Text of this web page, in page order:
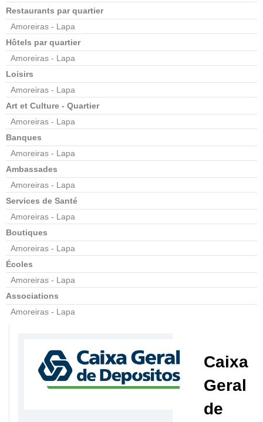
Restaurants par quartier
Amoreiras - Lapa
Hôtels par quartier
Amoreiras - Lapa
Loisirs
Amoreiras - Lapa
Art et Culture - Quartier
Amoreiras - Lapa
Banques
Amoreiras - Lapa
Ambassades
Amoreiras - Lapa
Services de Santé
Amoreiras - Lapa
Boutiques
Amoreiras - Lapa
Écoles
Amoreiras - Lapa
Associations
Amoreiras - Lapa
Caixa
Geral
de